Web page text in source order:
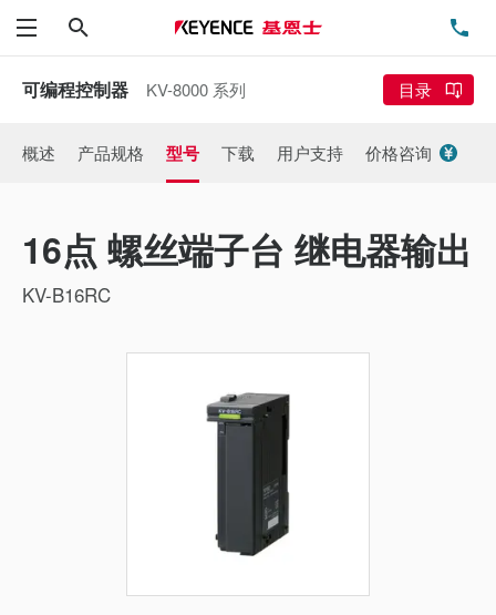
菜单
可编程控制器 KV-8000 系列 目录
概述 产品规格 型号 下载 用户支持 价格咨询
16点 螺丝端子台 继电器输出
KV-B16RC